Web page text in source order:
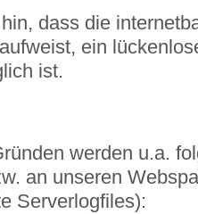
dass die
ein
ist.
werden u.a.
an unseren
Serverlogfiles):